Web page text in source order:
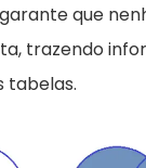
garante que
trazendo
tabelas.